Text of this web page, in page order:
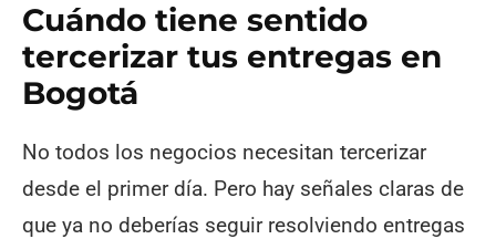
Cuándo tiene sentido
tercerizar tus entregas en
Bogotá
No todos los negocios necesitan tercerizar
desde el primer día. Pero hay señales claras de
que ya no deberías seguir resolviendo entregas